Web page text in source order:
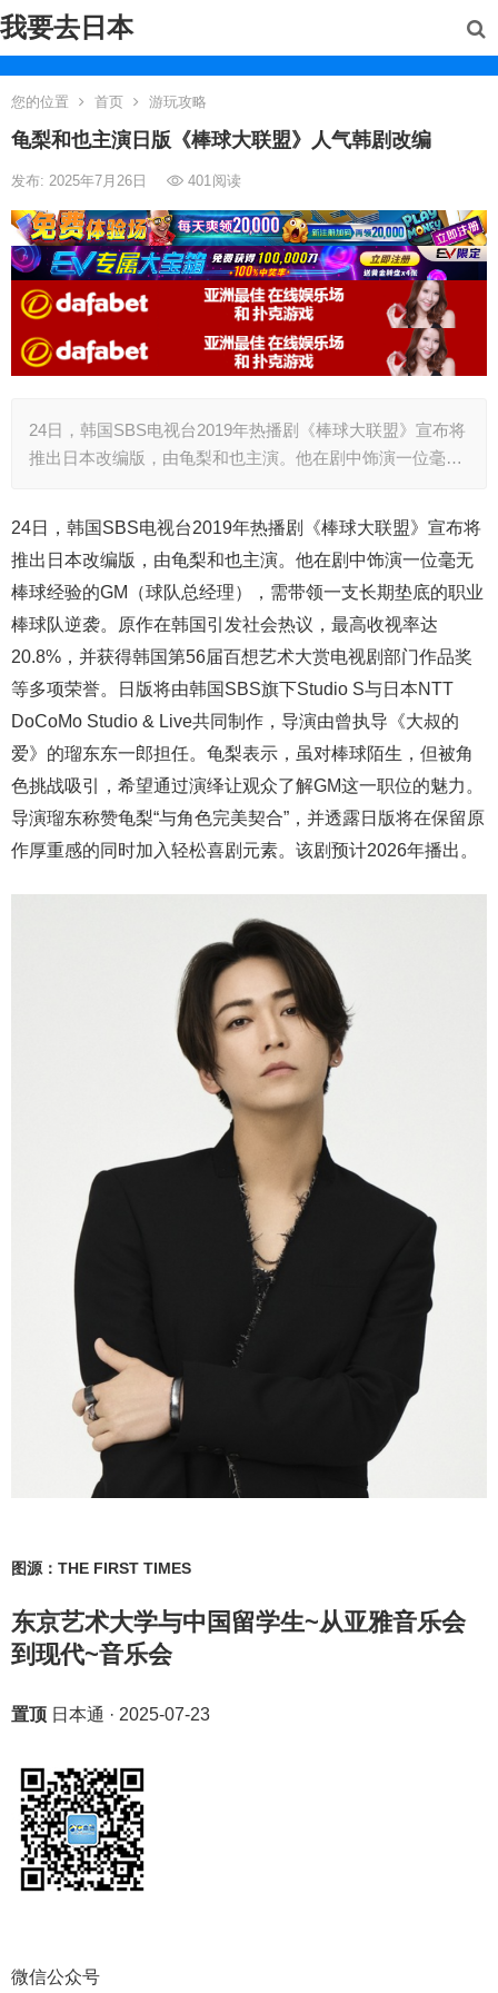
我要去日本
您的位置 首页 游玩攻略
龟梨和也主演日版《棒球大联盟》人气韩剧改编
发布: 2025年7月26日 401阅读
24日，韩国SBS电视台2019年热播剧《棒球大联盟》宣布将
推出日本改编版，由龟梨和也主演。他在剧中饰演一位毫…
24日，韩国SBS电视台2019年热播剧《棒球大联盟》宣布将
推出日本改编版，由龟梨和也主演。他在剧中饰演一位毫无
棒球经验的GM（球队总经理），需带领一支长期垫底的职业
棒球队逆袭。原作在韩国引发社会热议，最高收视率达
20.8%，并获得韩国第56届百想艺术大赏电视剧部门作品奖
等多项荣誉。日版将由韩国SBS旗下Studio S与日本NTT
DoCoMo Studio & Live共同制作，导演由曾执导《大叔的
爱》的瑠东东一郎担任。龟梨表示，虽对棒球陌生，但被角
色挑战吸引，希望通过演绎让观众了解GM这一职位的魅力。
导演瑠东称赞龟梨“与角色完美契合”，并透露日版将在保留原
作厚重感的同时加入轻松喜剧元素。该剧预计2026年播出。
图源：THE FIRST TIMES
东京艺术大学与中国留学生~从亚雅音乐会
到现代~音乐会
置顶 日本通 · 2025-07-23
微信公众号